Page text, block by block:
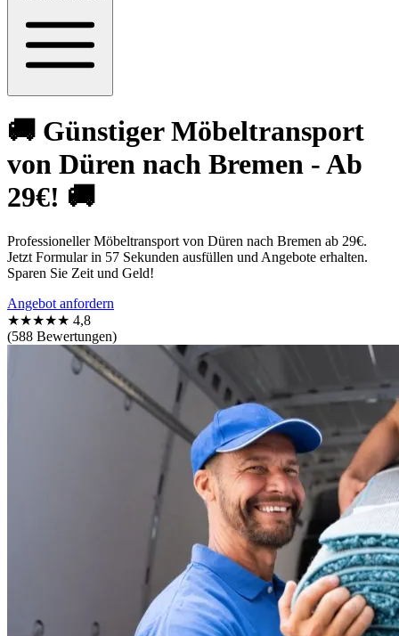
🚚 Günstiger Möbeltransport
von Düren nach Bremen - Ab
29€! 🚚
Professioneller Möbeltransport von Düren nach Bremen ab 29€.
Jetzt Formular in 57 Sekunden ausfüllen und Angebote erhalten.
Sparen Sie Zeit und Geld!
Angebot anfordern
★★★★★ 4,8
(588 Bewertungen)